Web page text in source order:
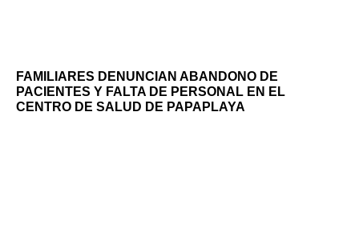
FAMILIARES DENUNCIAN ABANDONO DE
PACIENTES Y FALTA DE PERSONAL EN EL
CENTRO DE SALUD DE PAPAPLAYA